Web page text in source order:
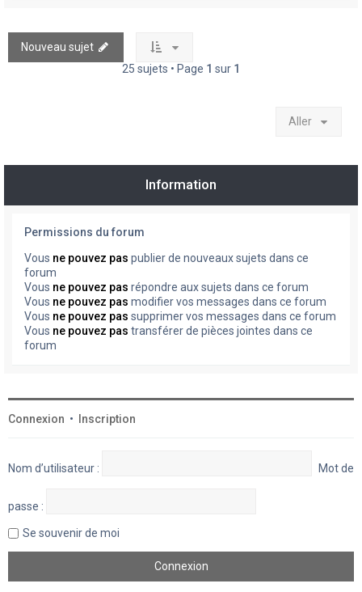
Nouveau sujet
25 sujets • Page 1 sur 1
Aller
Information
Permissions du forum
Vous ne pouvez pas publier de nouveaux sujets dans ce
forum
Vous ne pouvez pas répondre aux sujets dans ce forum
Vous ne pouvez pas modifier vos messages dans ce forum
Vous ne pouvez pas supprimer vos messages dans ce forum
Vous ne pouvez pas transférer de pièces jointes dans ce
forum
Connexion • Inscription
Nom d’utilisateur : Mot de
passe :
Se souvenir de moi